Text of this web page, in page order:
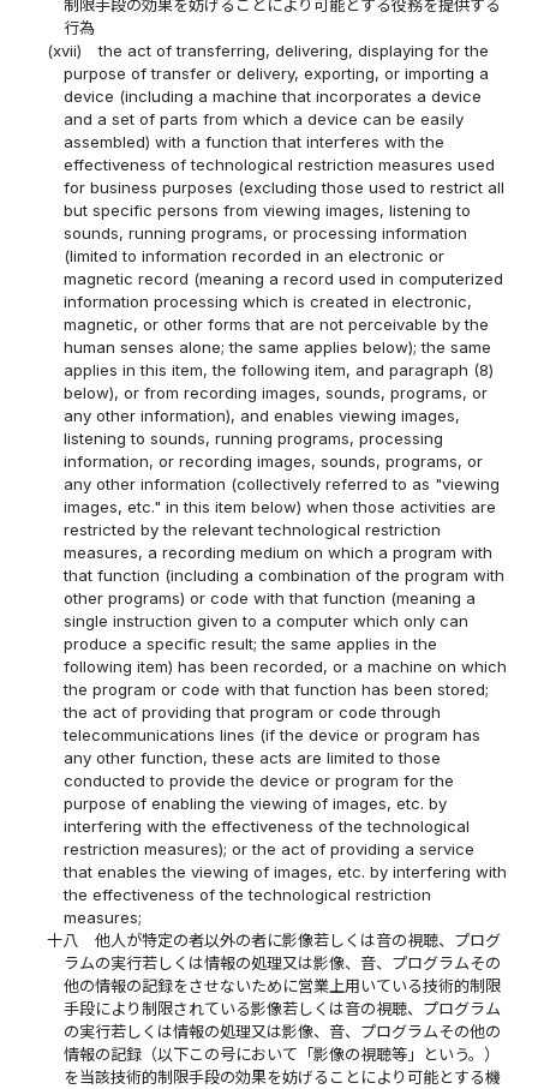
制限手段の効果を妨げることにより可能とする役務を提供する
行為
(xvii)
the act of transferring, delivering, displaying for the
purpose of transfer or delivery, exporting, or importing a
device (including a machine that incorporates a device
and a set of parts from which a device can be easily
assembled) with a function that interferes with the
effectiveness of technological restriction measures used
for business purposes (excluding those used to restrict all
but specific persons from viewing images, listening to
sounds, running programs, or processing information
(limited to information recorded in an electronic or
magnetic record (meaning a record used in computerized
information processing which is created in electronic,
magnetic, or other forms that are not perceivable by the
human senses alone; the same applies below); the same
applies in this item, the following item, and paragraph (8)
below), or from recording images, sounds, programs, or
any other information), and enables viewing images,
listening to sounds, running programs, processing
information, or recording images, sounds, programs, or
any other information (collectively referred to as "viewing
images, etc." in this item below) when those activities are
restricted by the relevant technological restriction
measures, a recording medium on which a program with
that function (including a combination of the program with
other programs) or code with that function (meaning a
single instruction given to a computer which only can
produce a specific result; the same applies in the
following item) has been recorded, or a machine on which
the program or code with that function has been stored;
the act of providing that program or code through
telecommunications lines (if the device or program has
any other function, these acts are limited to those
conducted to provide the device or program for the
purpose of enabling the viewing of images, etc. by
interfering with the effectiveness of the technological
restriction measures); or the act of providing a service
that enables the viewing of images, etc. by interfering with
the effectiveness of the technological restriction
measures;
十八
他人が特定の者以外の者に影像若しくは音の視聴、プログ
ラムの実行若しくは情報の処理又は影像、音、プログラムその
他の情報の記録をさせないために営業上用いている技術的制限
手段により制限されている影像若しくは音の視聴、プログラム
の実行若しくは情報の処理又は影像、音、プログラムその他の
情報の記録（以下この号において「影像の視聴等」という。）
を当該技術的制限手段の効果を妨げることにより可能とする機